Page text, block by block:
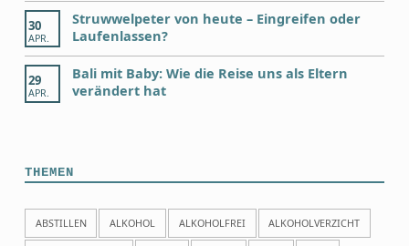
30
APR.
Struwwelpeter von heute – Eingreifen oder
Laufenlassen?
29
APR.
Bali mit Baby: Wie die Reise uns als Eltern
verändert hat
THEMEN
ABSTILLEN ALKOHOL ALKOHOLFREI ALKOHOLVERZICHT